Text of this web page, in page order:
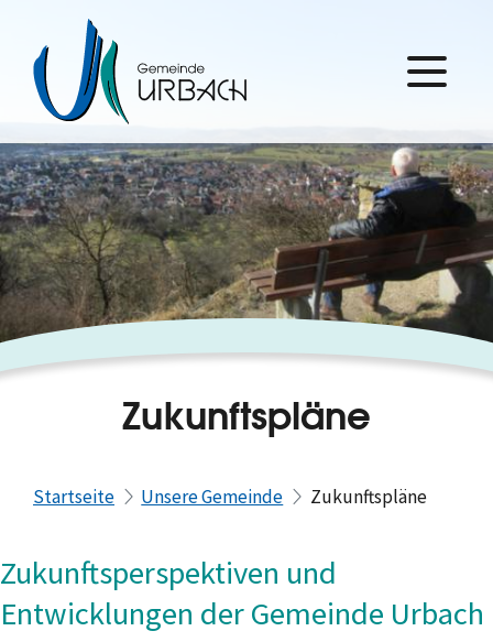
Zukunftspläne
Startseite Unsere Gemeinde Zukunftspläne
Zukunftsperspektiven und
Entwicklungen der Gemeinde Urbach